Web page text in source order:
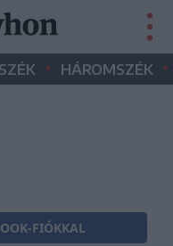
• HÁROMSZÉK •
FIÓKKAL